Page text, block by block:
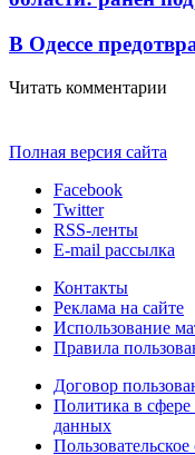
В Одессе
Читать комментарии
Полная версия сайта
Facebook
Twitter
RSS-ленты
E-mail рассылка
Контакты
Реклама на сайте
Использование
Правила
Договор
Политика в
данных